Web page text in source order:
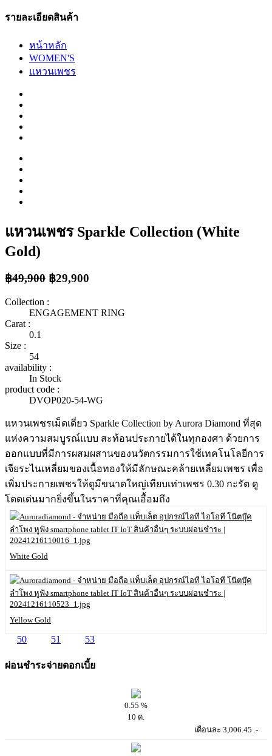
รายละเอียดสินค้า
หน้าหลัก
WOMEN'S
แหวนเพชร
แหวนเพชร Sparkle Collection (White
Gold)
฿49,900 ฿29,900
Collection :
ENGAGEMENT RING
Carat :
0.1
Size :
54
availability :
In Stock
product code :
DVOP020-54-WG
แหวนเพชรเม็ดเดี่ยว Sparkle Collection by Aurora Diamond ที่สุด
แห่งความสมบูรณ์แบบ สะท้อนประกายได้ในทุกองศา ด้วยการ
ออกแบบที่มีการผสมผสานของนวัตกรรมการใช้เทคโนโลยีการ
เจียระไนเหลี่ยมของเนื้อทองให้มีลักษณะคล้ายเหลี่ยมเพชร เพื่อ
เพิ่มประกายเพชรให้ดูมีขนาดใหญ่เทียบเท่าเพชร 0.30 กะรัต ดู
โดดเด่นมากยิ่งขึ้นในราคาที่คุณเอื้อมถึง
White Gold
Yellow Gold
50 51 53
ผ่อนชำระจ่ายดอกเบี้ย
0.55 %
10 ด.
เดือนละ 3,006.45 .-